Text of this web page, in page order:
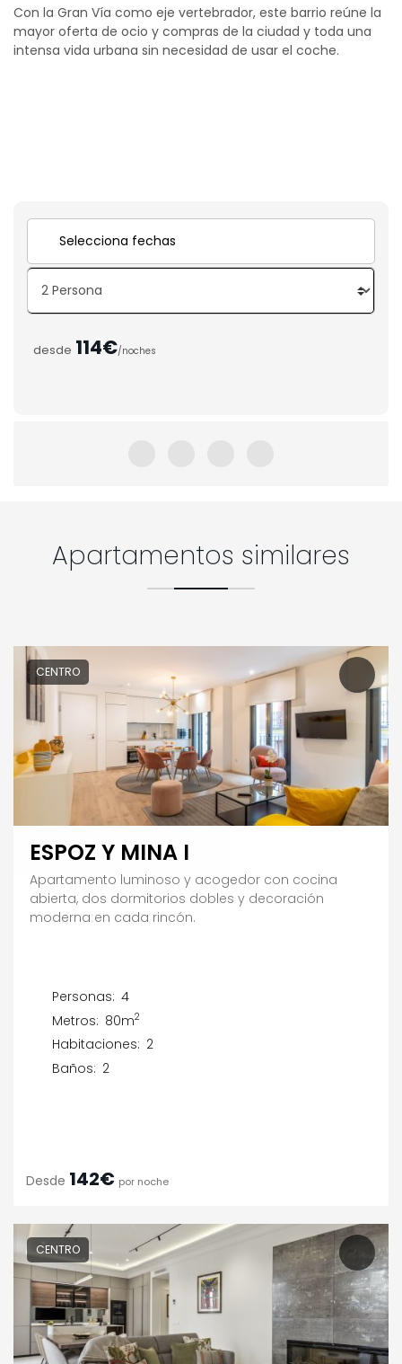
Con la Gran Vía como eje vertebrador, este barrio reúne la
mayor oferta de ocio y compras de la ciudad y toda una
intensa vida urbana sin necesidad de usar el coche.
desde 114€/noches
Apartamentos similares
CENTRO
ESPOZ Y MINA I
Apartamento luminoso y acogedor con cocina
abierta, dos dormitorios dobles y decoración
moderna en cada rincón.
Personas: 4
Metros: 80m2
Habitaciones: 2
Baños: 2
Desde 142€ por noche
CENTRO